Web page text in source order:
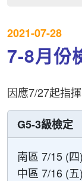
2021-07-28
7-8月份
因應7/27起指
G5-3級檢定
南區 7/15 (
中區 7/16 (